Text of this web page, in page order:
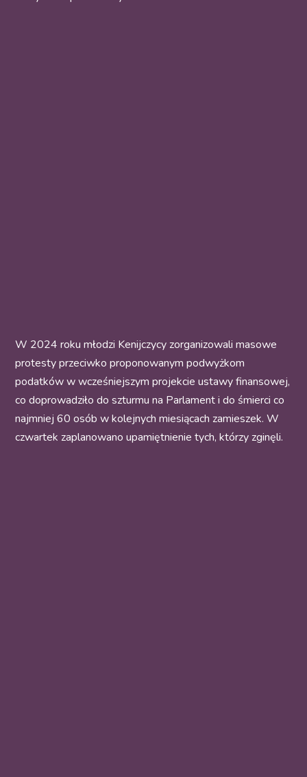
W 2024 roku młodzi Kenijczycy zorganizowali masowe
protesty przeciwko proponowanym podwyżkom
podatków w wcześniejszym projekcie ustawy finansowej,
co doprowadziło do szturmu na Parlament i do śmierci co
najmniej 60 osób w kolejnych miesiącach zamieszek. W
czwartek zaplanowano upamiętnienie tych, którzy zginęli.